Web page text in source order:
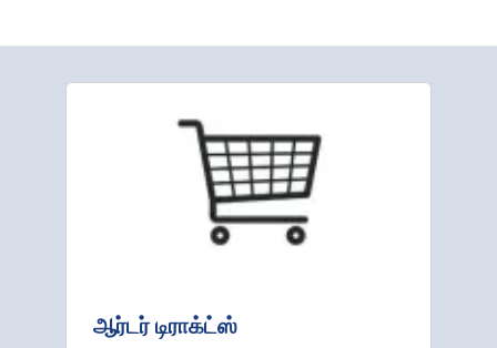
ஆர்டர் டிராக்ட்ஸ்